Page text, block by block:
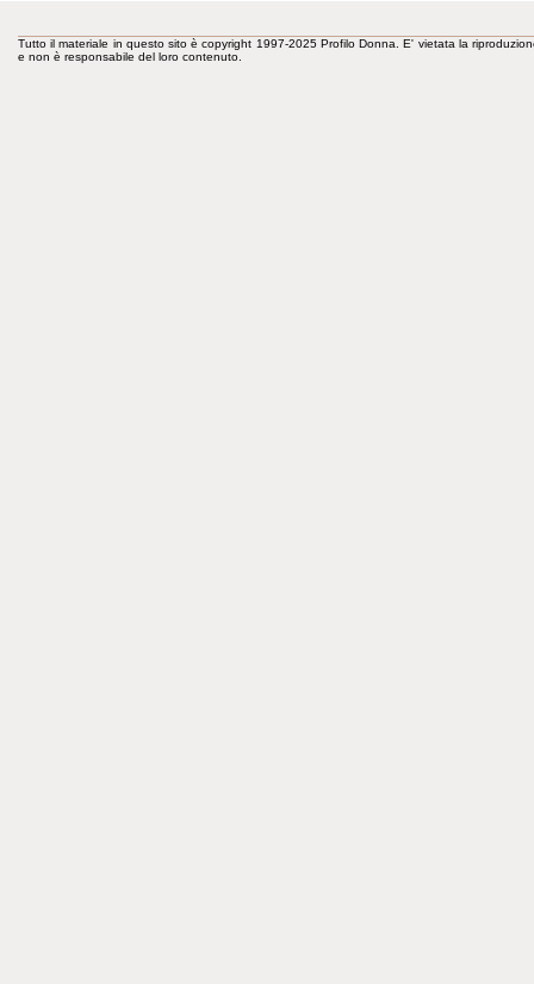
Tutto il materiale in questo sito è copyright 1997-2025 Profilo Donna. E' vietata la
e non è responsabile del loro contenuto.